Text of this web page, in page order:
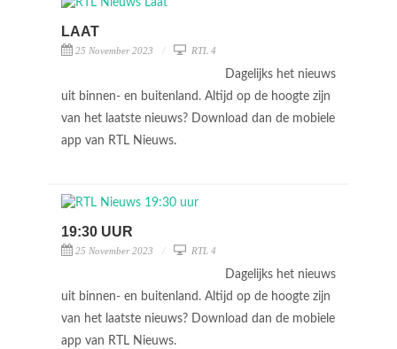
LAAT
25 November 2023 RTL 4
Dagelijks het nieuws
uit binnen- en buitenland. Altijd op de hoogte zijn
van het laatste nieuws? Download dan de mobiele
app van RTL Nieuws.
19:30 UUR
25 November 2023 RTL 4
Dagelijks het nieuws
uit binnen- en buitenland. Altijd op de hoogte zijn
van het laatste nieuws? Download dan de mobiele
app van RTL Nieuws.